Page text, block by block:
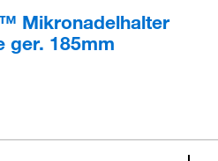
Mikronadelhalter
ger. 185mm